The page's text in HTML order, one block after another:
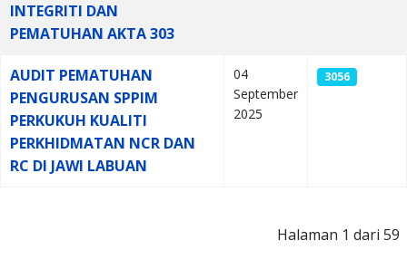
INTEGRITI DAN
PEMATUHAN AKTA 303
AUDIT PEMATUHAN
PENGURUSAN SPPIM
PERKUKUH KUALITI
PERKHIDMATAN NCR DAN
RC DI JAWI LABUAN
04
September
2025
3056
Halaman 1 dari 59